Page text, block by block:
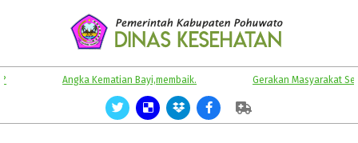
KABUPATEN
POHUWATO
Primary Angka Kematian Bayi,membaik. Gerakan Masyarakat Sehat.